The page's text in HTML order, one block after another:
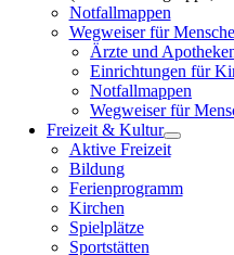
Notfallmappen
Wegweiser für
Ärzte und
Einrichtungen für
Notfallmappen
Wegweiser für
Freizeit & Kultur
Aktive Freizeit
Bildung
Ferienprogramm
Kirchen
Spielplätze
Sportstätten